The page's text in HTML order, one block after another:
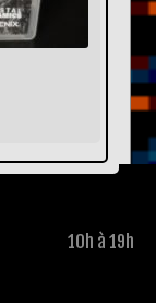
10h à 19h